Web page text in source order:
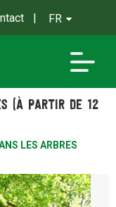
FR
(à partir de 12
LES ARBRES